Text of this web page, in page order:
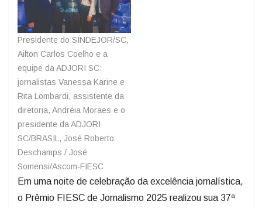
Presidente do SINDEJOR/SC,
Ailton Carlos Coelho e a
equipe da ADJORI SC:
jornalistas Vanessa Karine e
Rita Lombardi, assistente da
diretoria, Andréia Moraes e o
presidente da ADJORI
SC/BRASIL, José Roberto
Deschamps / José
Somensi/Ascom-FIESC
​​Em uma noite de celebração da excelência jornalística,
o Prêmio FIESC de Jornalismo 2025 realizou sua 37ª